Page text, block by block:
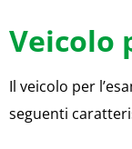
Veicolo
Il veicolo per
seguenti